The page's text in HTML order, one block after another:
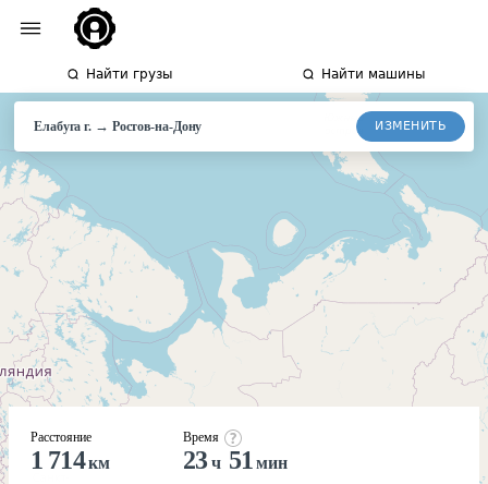
Найти грузы Найти машины
Елабуга г. → Ростов-на-Дону ИЗМЕНИТЬ
Расстояние
1 714км
Время
23ч 51 мин